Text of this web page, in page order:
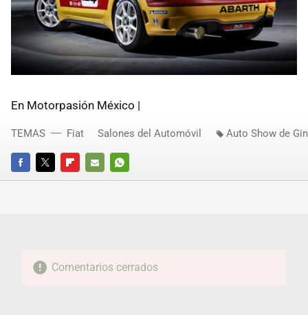
En Motorpasión México |
FACEBOOKTWITTERFLIPBOARD
E-
WHATSAPP
TEMAS Fiat Salones del Automóvil Auto Show de
Comentarios cerrados